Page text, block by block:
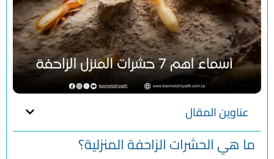
عناوين المقال
ما هي الحشرات الزاحفة المنزلية؟